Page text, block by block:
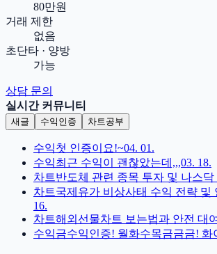
80만원
거래 제한
없음
초단타 · 양방
가능
상담 문의
실시간 커뮤니티
새글 수익인증 차트공부
수익첫 인증이요!~04. 01.
수익최근 수익이 괜찮았는데,,,03. 18.
차트반도체 관련 종목 투자 및 나스
차트국제유가 비상사태 수익 전략 및
16.
차트해외선물차트 보는법과 안전 대
수익금수익인증! 월화수목금금금! 화